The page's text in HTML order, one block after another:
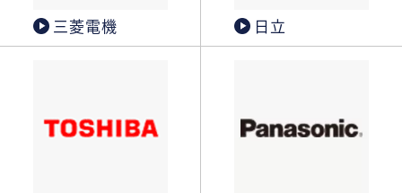
三菱電機 日立